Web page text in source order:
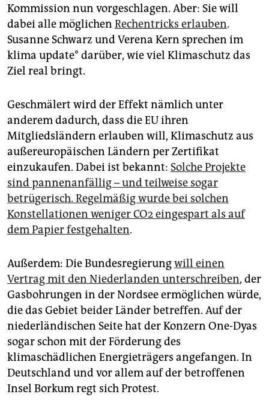
Kommission nun vorgeschlagen. Aber: Sie will
dabei alle möglichen Rechentricks erlauben.
Susanne Schwarz und Verena Kern sprechen im
klima update° darüber, wie viel Klimaschutz das
Ziel real bringt.
Geschmälert wird der Effekt nämlich unter
anderem dadurch, dass die EU ihren
Mitgliedsländern erlauben will, Klimaschutz aus
außereuropäischen Ländern per Zertifikat
einzukaufen. Dabei ist bekannt: Solche Projekte
sind pannenanfällig – und teilweise sogar
betrügerisch. Regelmäßig wurde bei solchen
Konstellationen weniger CO2 eingespart als auf
dem Papier festgehalten.
Außerdem: Die Bundesregierungwill einen
Vertrag mit den Niederlanden unterschreiben, der
Gasbohrungen in der Nordsee ermöglichen würde,
die das Gebiet beider Länder betreffen. Auf der
niederländischen Seite hat der Konzern One-Dyas
sogar schon mit der Förderung des
klimaschädlichen Energieträgers angefangen. In
Deutschland und vor allem auf der betroffenen
Insel Borkum regt sich Protest.